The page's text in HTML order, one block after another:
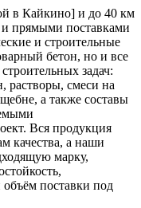
в Кайкино] и до 40 км
прямыми поставками
и строительные
бетон, но и все
задач:
растворы, смеси на
а также составы
Вся продукция
качества, а наши
марку,
поставки под